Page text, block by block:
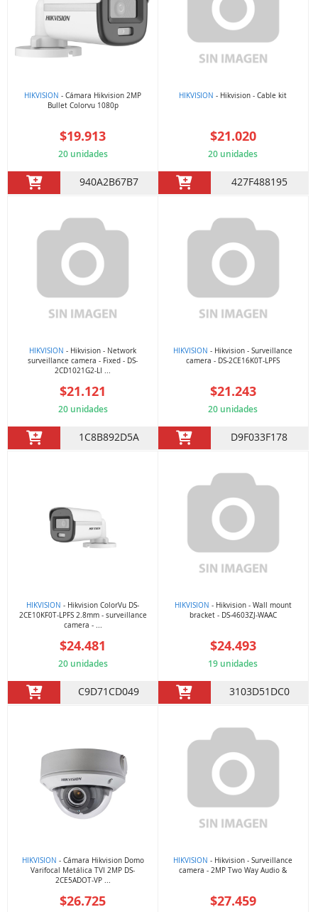
HIKVISION - Cámara Hikvision 2MP
Bullet Colorvu 1080p
$19.913
20 unidades
940A2B67B7
HIKVISION - Hikvision - Cable kit
$21.020
20 unidades
427F488195
HIKVISION - Hikvision - Network
surveillance camera - Fixed - DS-
2CD1021G2-LI ...
$21.121
20 unidades
1C8B892D5A
HIKVISION - Hikvision - Surveillance
camera - DS-2CE16K0T-LPFS
$21.243
20 unidades
D9F033F178
HIKVISION - Hikvision ColorVu DS-
2CE10KF0T-LPFS 2.8mm - surveillance
camera - ...
$24.481
20 unidades
C9D71CD049
HIKVISION - Hikvision - Wall mount
bracket - DS-4603ZJ-WAAC
$24.493
19 unidades
3103D51DC0
HIKVISION - Cámara Hikvision Domo
Varifocal Metálica TVI 2MP DS-
2CE5ADOT-VP ...
$26.725
HIKVISION - Hikvision - Surveillance
camera - 2MP Two Way Audio &
$27.459